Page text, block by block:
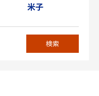
米子
検索